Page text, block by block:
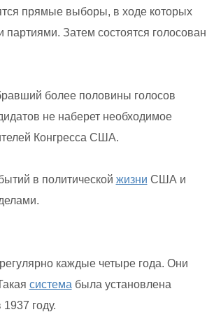
прямые выборы, в ходе которых
Затем состоятся
более половины голосов
не наберет необходимое
Конгресса США.
в политической жизни США и
каждые четыре года. Они
система была установлена
году.